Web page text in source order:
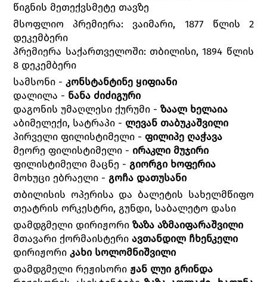
წიგნის მეთექვსმეტე თავზე
მსოფლიო პრემიერა: ვაიმარი, 1877 წლის 2
დეკემბერი
პრემიერა საქართველოში: თბილისი, 1894 წლის
8 დეკემბერი
სამსონი -კონსტანტინე ყიფიანი
დალილა - ნანა ძიძიგური
დაგონის უმაღლესი ქურუმი -ზაალ ხელაია
აბიმელექი, სატრაპი - ლევან თაბუკაშვილი
პირველი ფილისტიმელი -ფილიპე ღაჭავა
მეორე ფილისტიმელი - ირაკლი მუჯირი
ფილისტიმელი მაცნე - გიორგი ხოფერია
მოხუცი ებრაელი - გოჩა დათუსანი
თბილისის ოპერისა და ბალეტის სახელმწიფო
თეატრის ორკესტრი, გუნდი, საბალეტო დასი
დამდგმელი დირიჟორიზაზა აზმაიფარაშვილი
მთავარი ქორმაისტერიავთანდილ ჩხენკელი
დირიჟორიკახი სოლომნიშვილი
დამდგმელი რეჟისორიჟან ლუი გრინდა